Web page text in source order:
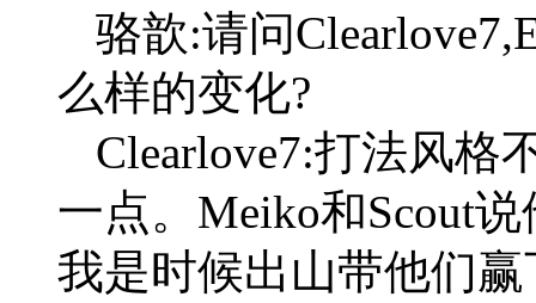
骆歆:请问
么样的变化?
Clearlove7:打法风格
一点。Meiko和Scout
我是时候出山带他们